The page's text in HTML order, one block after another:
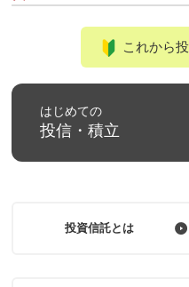
これから
はじめての
投信・積立
投資信託とは